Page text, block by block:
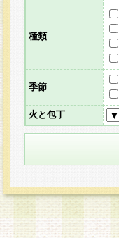
種類
季節
火と包丁